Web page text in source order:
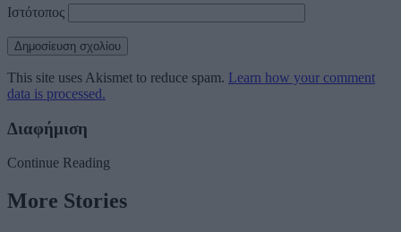
Ιστότοπος
This site uses Akismet to reduce spam. Learn how your comment
data is processed.
Διαφήμιση
Continue Reading
More Stories